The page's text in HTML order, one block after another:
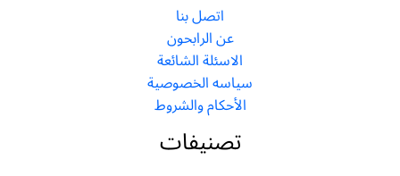
اتصل بنا
عن الرابحون
الاسئلة الشائعة
سياسه الخصوصية
الأحكام والشروط
تصنيفات